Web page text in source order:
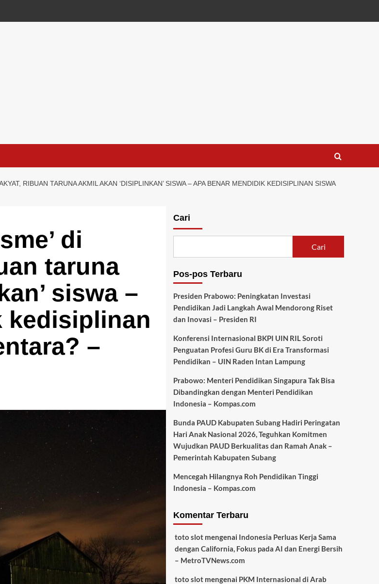
RIBUAN TARUNA AKMIL AKAN ‘DISIPLINKAN’ SISWA – APA BENAR MENDIDIK KEDISIPLINAN SISWA
di
taruna
siswa –
kedisiplinan
–
Cari
Cari
Pos-pos Terbaru
Presiden Prabowo: Peningkatan Investasi
Pendidikan Jadi Langkah Awal Mendorong Riset
dan Inovasi – Presiden RI
Konferensi Internasional BKPI UIN RIL Soroti
Penguatan Profesi Guru BK di Era Transformasi
Pendidikan – UIN Raden Intan Lampung
Prabowo: Menteri Pendidikan Singapura Tak Bisa
Dibandingkan dengan Menteri Pendidikan
Indonesia – Kompas.com
Bunda PAUD Kabupaten Subang Hadiri Peringatan
Hari Anak Nasional 2026, Teguhkan Komitmen
Wujudkan PAUD Berkualitas dan Ramah Anak –
Pemerintah Kabupaten Subang
Mencegah Hilangnya Roh Pendidikan Tinggi
Indonesia – Kompas.com
Komentar Terbaru
toto slotmengenai Indonesia Perluas Kerja Sama
dengan California, Fokus pada AI dan Energi Bersih
– MetroTVNews.com
toto slotmengenai PKM Internasional di Arab